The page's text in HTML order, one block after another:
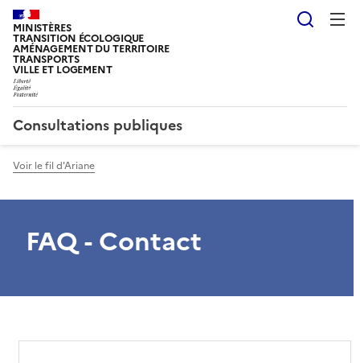
MINISTÈRES
TRANSITION ÉCOLOGIQUE
AMÉNAGEMENT DU TERRITOIRE
TRANSPORTS
VILLE ET LOGEMENT
Consultations publiques
Voir le fil d'Ariane
FAQ - Contact